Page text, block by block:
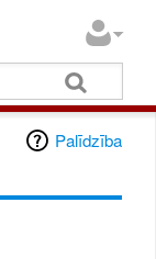
Palīdzība